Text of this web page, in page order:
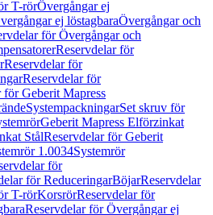
T-rörÖvergångar ej
ej löstagbaraÖvergångar och
för Övergångar och
Reservdelar för
Reservdelar för
Reservdelar för
Geberit Mapress
SystempackningarSet skruv för
Geberit Mapress Elförzinkat
StålReservdelar för Geberit
1.0034Systemrör
för
för ReduceringarBöjarReservdelar
T-rörKorsrörReservdelar för
Reservdelar för Övergångar ej